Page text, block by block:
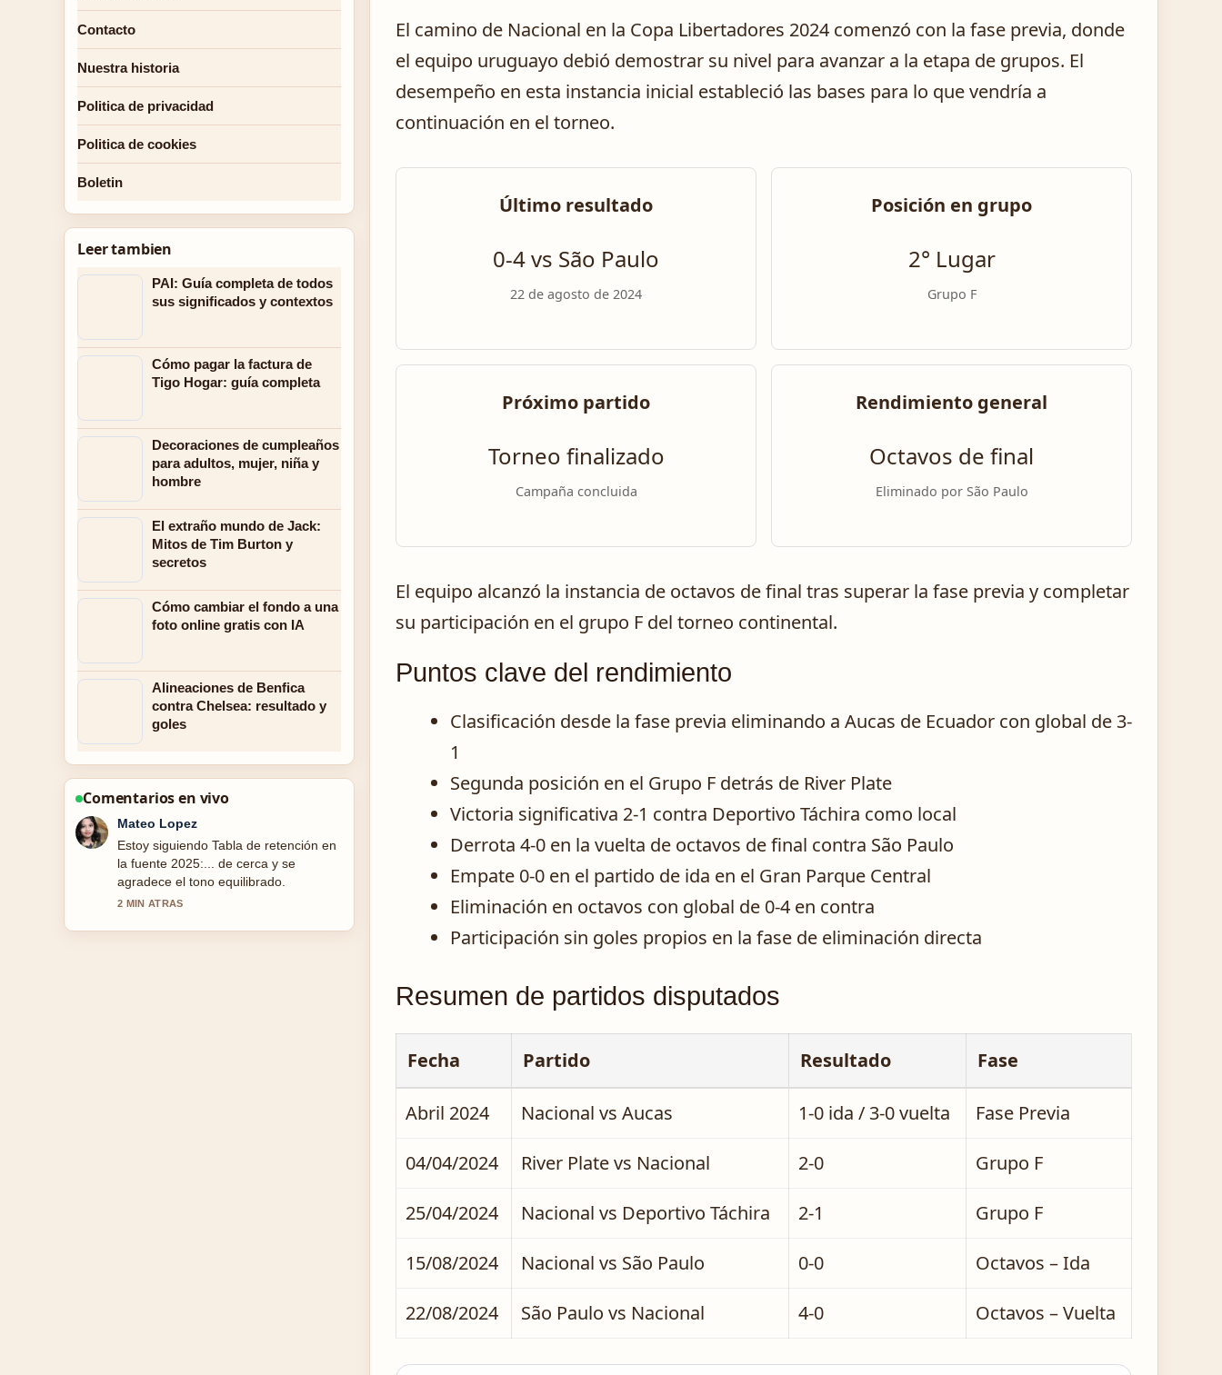
El camino de Nacional en la Copa Libertadores 2024 comenzó con la fase previa, donde
el equipo uruguayo debió demostrar su nivel para avanzar a la etapa de grupos. El
desempeño en esta instancia inicial estableció las bases para lo que vendría a
continuación en el torneo.
Último resultado
0-4 vs São Paulo
22 de agosto de 2024
Posición en grupo
2° Lugar
Grupo F
Próximo partido
Torneo finalizado
Campaña concluida
Rendimiento general
Octavos de final
Eliminado por São Paulo
El equipo alcanzó la instancia de octavos de final tras superar la fase previa y completar
su participación en el grupo F del torneo continental.
Puntos clave del rendimiento
Clasificación desde la fase previa eliminando a Aucas de Ecuador con global de 3-
1
Segunda posición en el Grupo F detrás de River Plate
Victoria significativa 2-1 contra Deportivo Táchira como local
Derrota 4-0 en la vuelta de octavos de final contra São Paulo
Empate 0-0 en el partido de ida en el Gran Parque Central
Eliminación en octavos con global de 0-4 en contra
Participación sin goles propios en la fase de eliminación directa
Resumen de partidos disputados
Fecha Partido Resultado Fase
Abril 2024 Nacional vs Aucas 1-0 ida / 3-0 vuelta Fase Previa
04/04/2024 River Plate vs Nacional 2-0 Grupo F
25/04/2024 Nacional vs Deportivo Táchira 2-1 Grupo F
15/08/2024 Nacional vs São Paulo 0-0 Octavos – Ida
22/08/2024 São Paulo vs Nacional 4-0 Octavos – Vuelta
Contacto
Nuestra historia
Politica de privacidad
Politica de cookies
Boletin
Leer tambien
PAI: Guía completa de todos
sus significados y contextos
Cómo pagar la factura de
Tigo Hogar: guía completa
Decoraciones de cumpleaños
para adultos, mujer, niña y
hombre
El extraño mundo de Jack:
Mitos de Tim Burton y
secretos
Cómo cambiar el fondo a una
foto online gratis con IA
Alineaciones de Benfica
contra Chelsea: resultado y
goles
Comentarios en vivo
Lucia Garcia
Buen contexto sobre Tabla de
retención en la fuente 2025:.... Por
favor sigan actualizando este hilo en
vivo.